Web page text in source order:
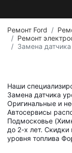
Ремонт Ford
Ремонт
Замена
Наши
Замена датчика
Оригинальные и
Автосервисы
Подмосковье
до 2-х лет.
уровня топлива